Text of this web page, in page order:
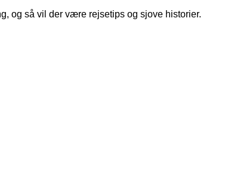
og så vil der være rejsetips og sjove historier.